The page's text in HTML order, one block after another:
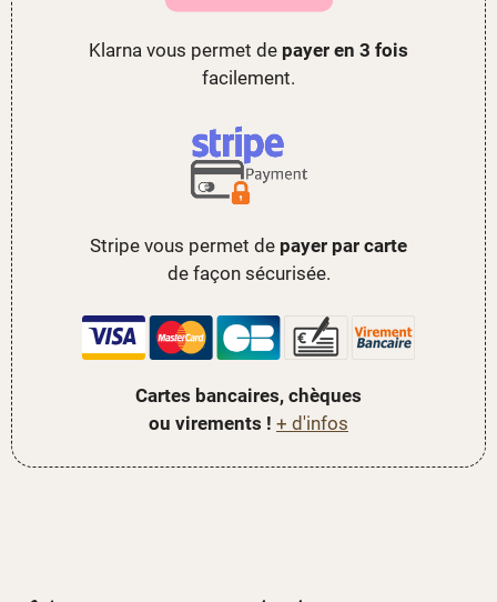
Klarna vous permet de payer en 3 fois
facilement.
Stripe vous permet de payer par carte
de façon sécurisée.
Cartes bancaires, chèques
ou virements ! + d'infos